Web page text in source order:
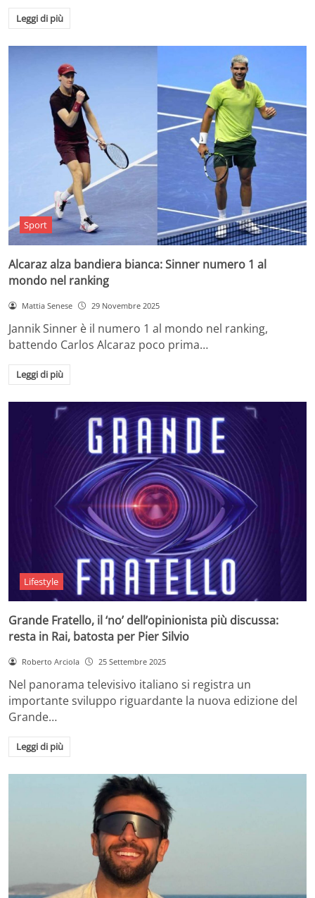
Leggi di più
Sport
Alcaraz alza bandiera bianca: Sinner numero 1 al
mondo nel ranking
Mattia Senese 29 Novembre 2025
Jannik Sinner è il numero 1 al mondo nel ranking,
battendo Carlos Alcaraz poco prima…
Leggi di più
Lifestyle
Grande Fratello, il ‘no’ dell’opinionista più discussa:
resta in Rai, batosta per Pier Silvio
Roberto Arciola 25 Settembre 2025
Nel panorama televisivo italiano si registra un
importante sviluppo riguardante la nuova edizione del
Grande…
Leggi di più